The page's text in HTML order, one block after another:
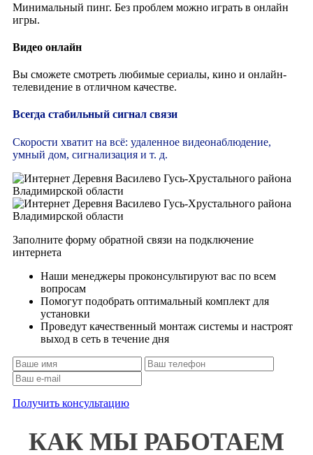
Минимальный пинг. Без проблем можно играть в онлайн
игры.
Видео онлайн
Вы сможете смотреть любимые сериалы, кино и онлайн-
телевидение в отличном качестве.
Всегда стабильный сигнал связи
Скорости хватит на всё: удаленное видеонаблюдение,
умный дом, сигнализация и т. д.
Заполните форму обратной связи на подключение
интернета
Наши менеджеры проконсультируют вас по всем
вопросам
Помогут подобрать оптимальный комплект для
установки
Проведут качественный монтаж системы и настроят
выход в сеть в течение дня
Получить консультацию
КАК МЫ РАБОТАЕМ